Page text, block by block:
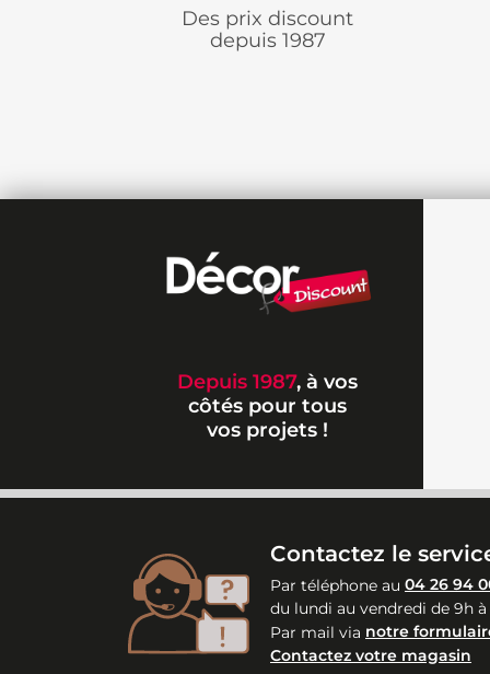
Des prix discount
depuis 1987
Depuis 1987, à vos
côtés pour tous
vos projets !
Contactez le
Par téléphone au 04 26 94
du lundi au vendredi de 9h à
Par mail via notre
Contactez votre magasin